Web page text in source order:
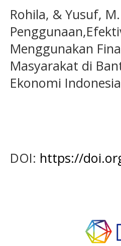
Rohila, & Yusuf,
Menggunakan
Masyarakat di
Ekonomi
DOI: https://